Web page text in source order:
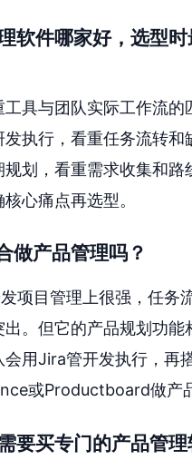
软件哪家好，选型
工具与团队实际工作流的
发执行，看重任务流转和
规划，看重需求收集和路
心痛点再选型。
做产品管理吗？
项目管理上很强，任务
。但它的产品规划功能
会用Jira管开发执行，再
或Productboard做产
要买专门的产品管理